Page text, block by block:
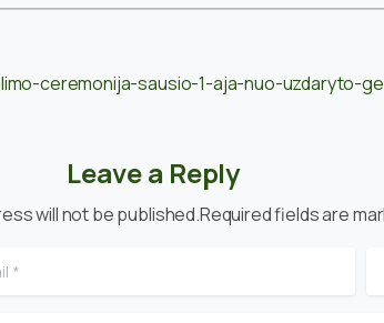
ceremonija-sausio-1-aja-nuo-uzdaryto-
Leave a Reply
will not be published.Required fields are